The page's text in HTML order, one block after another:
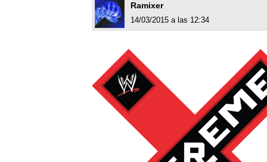
Ramixer
14/03/2015 a las 12:34